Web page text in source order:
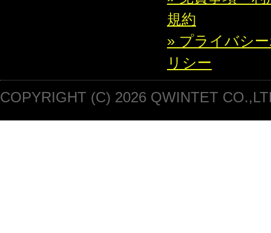
規約
» プライバシ
リシー
COPYRIGHT (C) 2026 QWINTET